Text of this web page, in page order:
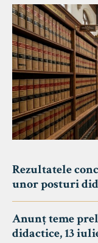
Rezultatele
unor posturi
Anunț teme
didactice, 13